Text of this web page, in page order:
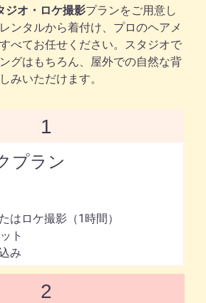
ジオ・ロケ撮影プランをご用意し
ンタルから着付け、プロのヘアメ
べてお任せください。スタジオで
グはもちろん、屋外での自然な背
みいただけます。
1
プラン
はロケ撮影（1時間）
ト
み
2